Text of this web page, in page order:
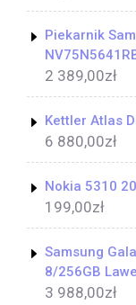
Piekarnik
2 389,00zł
Kettler Atlas
6 880,00zł
Nokia 5310
199,00zł
Samsung
8/256GB
3 988,00zł